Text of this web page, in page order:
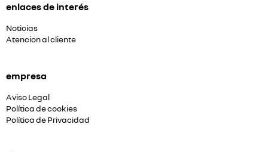
enlaces de interés
Noticias
Atencion al cliente
empresa
Aviso Legal
Política de cookies
Política de Privacidad